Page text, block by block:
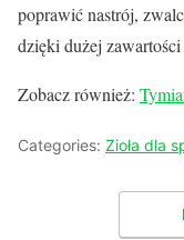
poprawić nastrój,
dzięki dużej
Zobacz również:
Categories: Zioła dla